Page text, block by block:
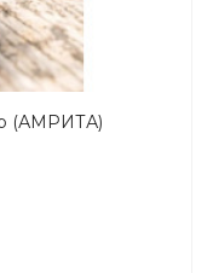
(АМРИТА)